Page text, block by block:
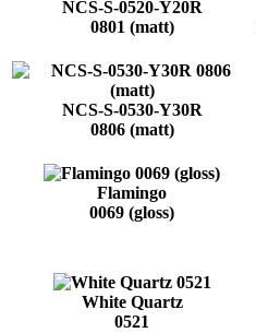
NCS-S-0520-Y20R
0801 (matt)
NCS-S-0530-Y30R
0806 (matt)
Flamingo
0069 (gloss)
White Quartz
0521